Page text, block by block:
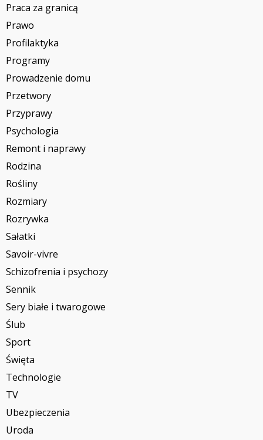
Praca za granicą
Prawo
Profilaktyka
Programy
Prowadzenie domu
Przetwory
Przyprawy
Psychologia
Remont i naprawy
Rodzina
Rośliny
Rozmiary
Rozrywka
Sałatki
Savoir-vivre
Schizofrenia i psychozy
Sennik
Sery białe i twarogowe
Ślub
Sport
Święta
Technologie
TV
Ubezpieczenia
Uroda